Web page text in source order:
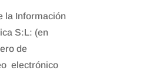
la Información
S:L: (en
de
electrónico